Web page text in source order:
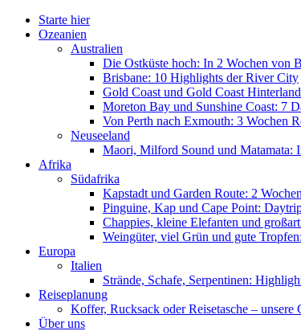
Starte hier
Ozeanien
Australien
Die Ostküste hoch: In 2 Wochen von
Brisbane: 10 Highlights der River City
Gold Coast und Gold Coast
Moreton Bay und Sunshine Coast: 7
Von Perth nach Exmouth: 3 Wochen
Neuseeland
Maori, Milford Sound und Matamata:
Afrika
Südafrika
Kapstadt und Garden Route: 2
Pinguine, Kap und Cape Point:
Chappies, kleine Elefanten und
Weingüter, viel Grün und gute
Europa
Italien
Strände, Schafe, Serpentinen:
Reiseplanung
Koffer, Rucksack oder Reisetasche –
Über uns